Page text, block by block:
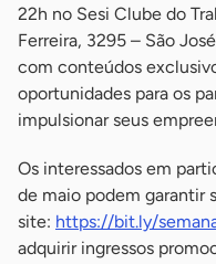
22h no Sesi Clube do
Ferreira, 3295 – São
com conteúdos
oportunidades para os
impulsionar seus
Os interessados em
de maio podem garantir
site: https://bit.ly/
adquirir ingressos